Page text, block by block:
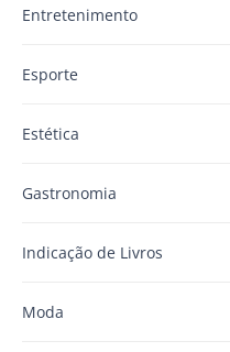
Entretenimento
Esporte
Estética
Gastronomia
Indicação de Livros
Moda